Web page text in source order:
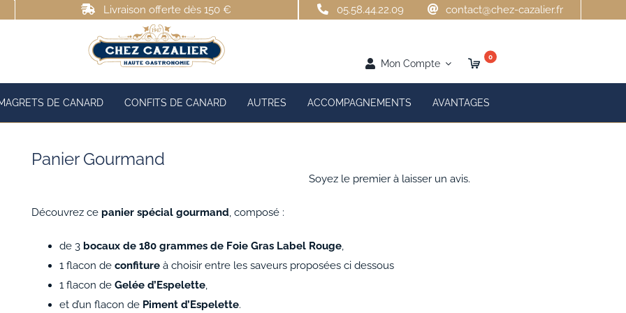
Livraison offerte dès 150 € 05.58.44.22.09 contact@chez-cazalier.fr
Mon Compte
0
DE CANARD CONFITS DE CANARD AUTRES ACCOMPAGNEMENTS AVANTAGES
Panier Gourmand
Soyez le premier à laisser un avis.
Découvrez ce panier spécial gourmand, composé :
de 3 bocaux de 180 grammes de Foie Gras Label Rouge,
1 flacon de confiture à choisir entre les saveurs proposées ci dessous
1 flacon de Gelée d’Espelette,
et d’un flacon de Piment d’Espelette.